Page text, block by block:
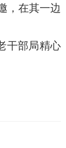
，在其一边
干部局精心